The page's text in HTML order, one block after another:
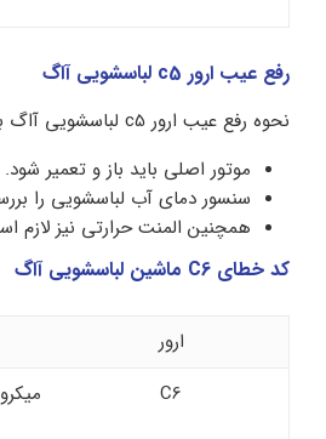
رفع عیب ارور c5 لباسشویی آاگ
نحوه رفع عیب ارور c5 لباسشویی آاگ به قرار زیر است:
موتور اصلی باید باز و تعمیر شود.
سنسور دمای آب لباسشویی را
همچنین المنت حرارتی نیز لازم
کد خطای C6 ماشین لباسشویی آاگ
ارور
C6